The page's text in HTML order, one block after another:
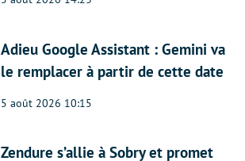
Adieu Google Assistant : Gemini va
le remplacer à partir de cette date
5 août 2026 10:15
Zendure s’allie à Sobry et promet